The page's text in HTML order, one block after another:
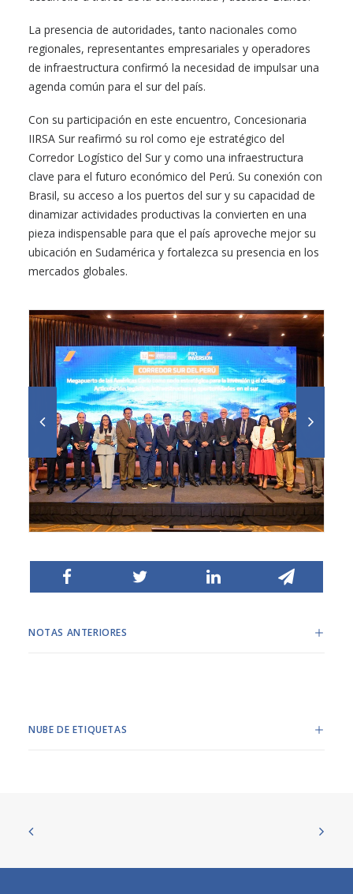
La presencia de autoridades, tanto nacionales como
regionales, representantes empresariales y operadores
de infraestructura confirmó la necesidad de impulsar una
agenda común para el sur del país.
Con su participación en este encuentro, Concesionaria
IIRSA Sur reafirmó su rol como eje estratégico del
Corredor Logístico del Sur y como una infraestructura
clave para el futuro económico del Perú. Su conexión con
Brasil, su acceso a los puertos del sur y su capacidad de
dinamizar actividades productivas la convierten en una
pieza indispensable para que el país aproveche mejor su
ubicación en Sudamérica y fortalezca su presencia en los
mercados globales.
NOTAS ANTERIORES
NUBE DE ETIQUETAS